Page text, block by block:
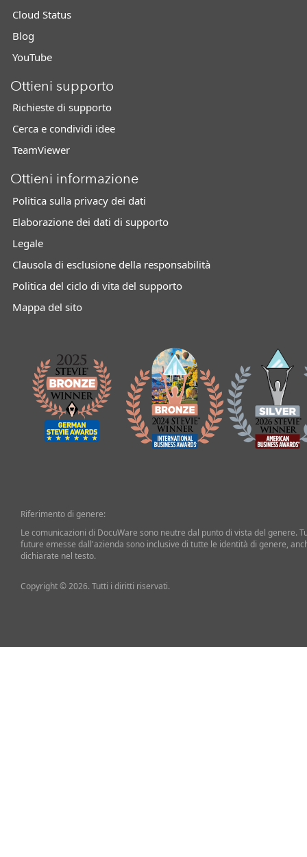
Cloud Status
Blog
YouTube
Ottieni supporto
Richieste di supporto
Cerca e condividi idee
TeamViewer
Ottieni informazione
Politica sulla privacy dei dati
Elaborazione dei dati di supporto
Legale
Clausola di esclusione della responsabilità
Politica del ciclo di vita del supporto
Mappa del sito
Riferimento di genere:
Le comunicazioni di DocuWare sono neutre dal punto di vista del genere.
future emesse dall'azienda sono inclusive di tutte le identità di genere,
dichiarate nel testo.
Copyright © 2026. Tutti i diritti riservati.